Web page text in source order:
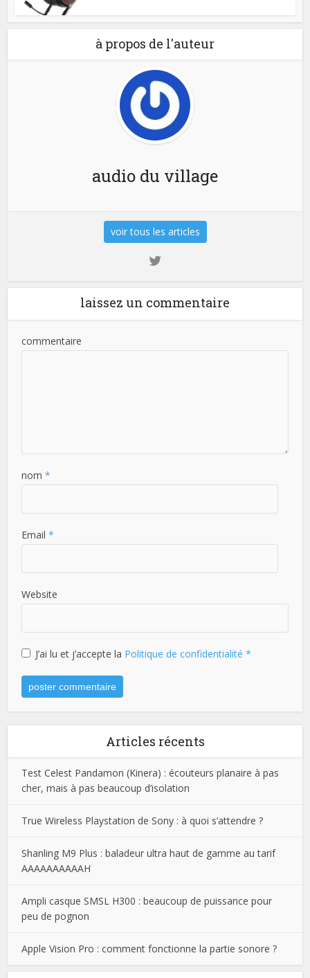
à propos de l'auteur
audio du village
voir tous les articles
laissez un commentaire
commentaire
nom *
Email *
Website
J’ai lu et j’accepte la Politique de confidentialité*
Articles récents
Test Celest Pandamon (Kinera) : écouteurs planaire à pas
cher, mais à pas beaucoup d’isolation
True Wireless Playstation de Sony : à quoi s’attendre ?
Shanling M9 Plus : baladeur ultra haut de gamme au tarif
AAAAAAAAAAH
Ampli casque SMSL H300 : beaucoup de puissance pour
peu de pognon
Apple Vision Pro : comment fonctionne la partie sonore ?